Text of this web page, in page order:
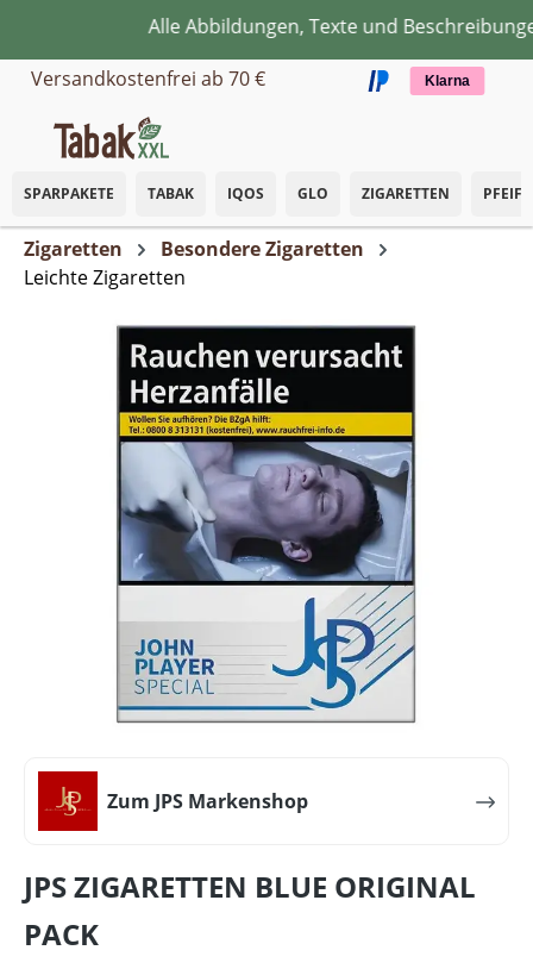
Zum Hauptinhalt springenAlle Abbildungen, Texte und
Versandkostenfrei ab 70 €
Klarna
SPARPAKETE TABAK IQOS GLO ZIGARETTEN
Zigaretten
Besondere Zigaretten
Leichte Zigaretten
Zum JPS Markenshop
JPS ZIGARETTEN BLUE ORIGINAL
PACK